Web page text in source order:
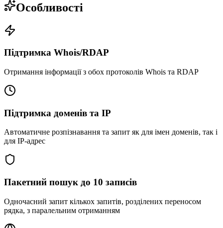
Особливості
Підтримка Whois/RDAP
Отримання інформації з обох протоколів Whois та RDAP
Підтримка доменів та IP
Автоматичне розпізнавання та запит як для імен доменів, так і
для IP-адрес
Пакетний пошук до 10 записів
Одночасний запит кількох запитів, розділених переносом
рядка, з паралельним отриманням